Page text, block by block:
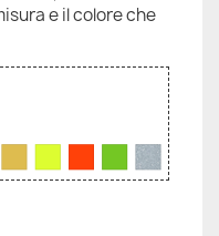
e il colore che